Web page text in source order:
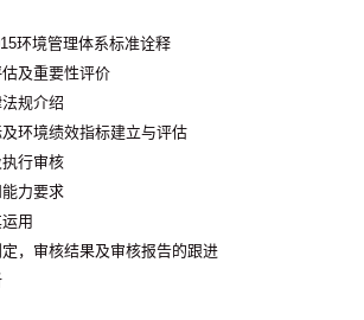
环境管理体系标准诠释
及重要性评价
规介绍
环境绩效指标建立与评估
行审核
力要求
用
，审核结果及审核报告的跟进